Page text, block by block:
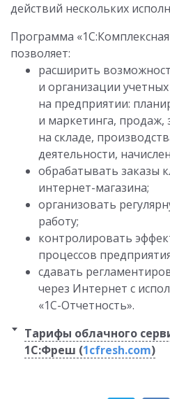
действий нескольких
Программа
позволяет:
расширить
и организации
на предприятии:
и маркетинга, продаж,
на складе,
деятельности,
обрабатывать заказы
интернет-магазина;
организовать
работу;
контролировать
процессов
сдавать
через Интернет с
«1С-Отчетность».
Тарифы облачного
1C:Фреш (1cfresh.com)